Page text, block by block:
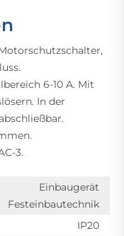
6-10 A. Mit
In der
3.
Einbaugerät
Festeinbautechnik
IP20